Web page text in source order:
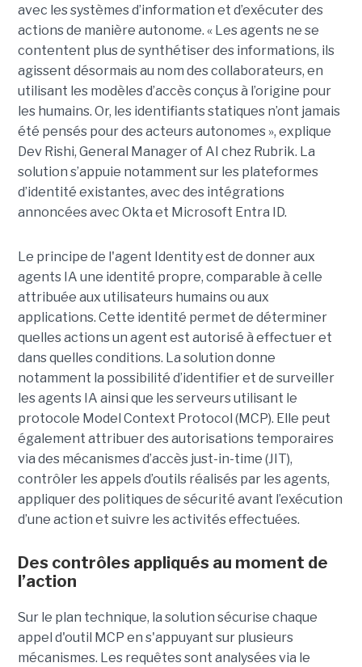
avec les systèmes d’information et d’exécuter des
actions de manière autonome. « Les agents ne se
contentent plus de synthétiser des informations, ils
agissent désormais au nom des collaborateurs, en
utilisant les modèles d’accès conçus à l’origine pour
les humains. Or, les identifiants statiques n’ont jamais
été pensés pour des acteurs autonomes », explique
Dev Rishi, General Manager of AI chez Rubrik. La
solution s’appuie notamment sur les plateformes
d’identité existantes, avec des intégrations
annoncées avec Okta et Microsoft Entra ID.
Le principe de l'agent Identity est de donner aux
agents IA une identité propre, comparable à celle
attribuée aux utilisateurs humains ou aux
applications. Cette identité permet de déterminer
quelles actions un agent est autorisé à effectuer et
dans quelles conditions. La solution donne
notamment la possibilité d’identifier et de surveiller
les agents IA ainsi que les serveurs utilisant le
protocole Model Context Protocol (MCP). Elle peut
également attribuer des autorisations temporaires
via des mécanismes d’accès just-in-time (JIT),
contrôler les appels d’outils réalisés par les agents,
appliquer des politiques de sécurité avant l’exécution
d’une action et suivre les activités effectuées.
Des contrôles appliqués au moment de
l’action
Sur le plan technique, la solution sécurise chaque
appel d'outil MCP en s'appuyant sur plusieurs
mécanismes. Les requêtes sont analysées via le